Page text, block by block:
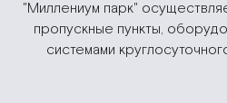
"Миллениум парк"
пропускные пункты,
системами